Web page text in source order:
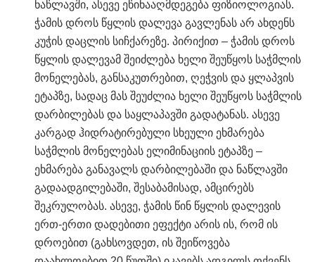
ნაწლავში, ასევე ეწინააღმდეგება ფიზიოლოგიას.
ჭამის დროს წყლის დალევა გავლენას არ ახდენს
კუჭის დაცლის სიჩქარეზე. პირიქით – ჭამის დროს
წყლის დალევამ შეიძლება ხელი შეუწყოს საჭმლის
მონელებას, განსაკუთრებით, ღეჭვის და ყლაპვის
ეტაპზე, სადაც მას შეუძლია ხელი შეუწყოს საჭმლის
დარბილებას და საყლაპავში გადატანას. ასევე
კარგად ჰიდრატირებული სხეული ეხმარება
საჭმლის მონელებას ელიმინაციის ეტაპზე –
ეხმარება განავალს დარბილებაში და ნაწლავში
გადაადგილებაში, შესაბამისად, ამცირებს
შეკრულობას. ასევე, ჭამის წინ წყლის დალევის
ერთ-ერთი დადებითი ეფექტი არის ის, რომ ის
დროებით (გახსოვდეთ, ის შეიწოვება